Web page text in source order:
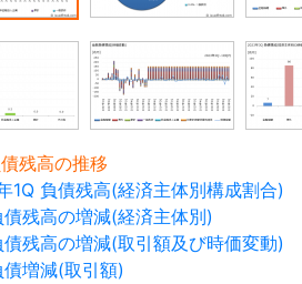
残高の推移
1Q 負債残高(経済主体別構成割合)
残高の増減(経済主体別)
残高の増減(取引額及び時価変動)
増減(取引額)